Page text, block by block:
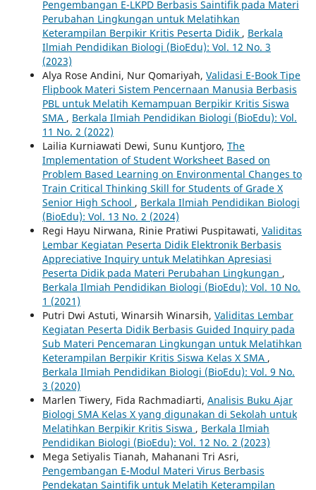
Pengembangan E-LKPD Berbasis Saintifik pada Materi
Perubahan Lingkungan untuk Melatihkan
Keterampilan Berpikir Kritis Peserta Didik , Berkala
Ilmiah Pendidikan Biologi (BioEdu): Vol. 12 No. 3
(2023)
Alya Rose Andini, Nur Qomariyah, Validasi E-Book Tipe
Flipbook Materi Sistem Pencernaan Manusia Berbasis
PBL untuk Melatih Kemampuan Berpikir Kritis Siswa
SMA , Berkala Ilmiah Pendidikan Biologi (BioEdu): Vol.
11 No. 2 (2022)
Lailia Kurniawati Dewi, Sunu Kuntjoro, The
Implementation of Student Worksheet Based on
Problem Based Learning on Environmental Changes to
Train Critical Thinking Skill for Students of Grade X
Senior High School , Berkala Ilmiah Pendidikan Biologi
(BioEdu): Vol. 13 No. 2 (2024)
Regi Hayu Nirwana, Rinie Pratiwi Puspitawati, Validitas
Lembar Kegiatan Peserta Didik Elektronik Berbasis
Appreciative Inquiry untuk Melatihkan Apresiasi
Peserta Didik pada Materi Perubahan Lingkungan ,
Berkala Ilmiah Pendidikan Biologi (BioEdu): Vol. 10 No.
1 (2021)
Putri Dwi Astuti, Winarsih Winarsih, Validitas Lembar
Kegiatan Peserta Didik Berbasis Guided Inquiry pada
Sub Materi Pencemaran Lingkungan untuk Melatihkan
Keterampilan Berpikir Kritis Siswa Kelas X SMA ,
Berkala Ilmiah Pendidikan Biologi (BioEdu): Vol. 9 No.
3 (2020)
Marlen Tiwery, Fida Rachmadiarti, Analisis Buku Ajar
Biologi SMA Kelas X yang digunakan di Sekolah untuk
Melatihkan Berpikir Kritis Siswa , Berkala Ilmiah
Pendidikan Biologi (BioEdu): Vol. 12 No. 2 (2023)
Mega Setiyalis Tianah, Mahanani Tri Asri,
Pengembangan E-Modul Materi Virus Berbasis
Pendekatan Saintifik untuk Melatih Keterampilan